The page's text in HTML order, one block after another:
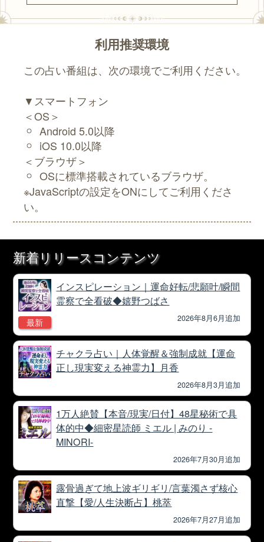
利用推奨環境
この占い番組は、次の環境でご利用ください。
▼スマートフォン
＜OS＞
Android 5.0以降
iOS 10.0以降
＜ブラウザ＞
OSに標準搭載されているブラウザ。
※JavaScriptの設定をONにしてご利用くださ
い。
新着リリースコンテンツ
最新
インスピレーション｜運命好転/悲願叶/瞬間
霊察で全看破◆嬉野つばさ
2026年8月6月追加
チャクラ占い｜人体覚醒＆強制成就【運命
正し現実変える神霊力】月香
2026年8月3月追加
1万人絶賛【本音/現実/日付】48星秘術で具
体的中◆細密星読師 ミエル | みのり -
MINORI-
2026年7月30月追加
露骨過ぎて地上波ギリギリ/言葉濁さず核心
直撃【愛/人生決断占】桃萃
2026年7月27月追加